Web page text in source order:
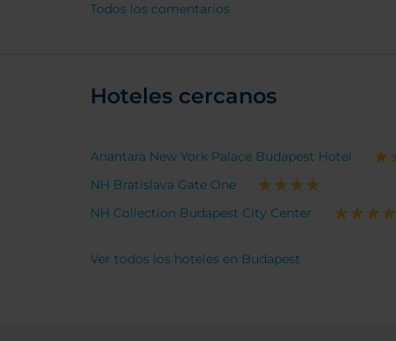
Todos los comentarios
Hoteles cercanos
Anantara New York Palace Budapest Hotel
NH Bratislava Gate One
NH Collection Budapest City Center
Ver todos los hoteles en Budapest